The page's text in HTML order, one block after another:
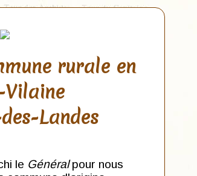
rurale en
Landes
le Généralpour nous